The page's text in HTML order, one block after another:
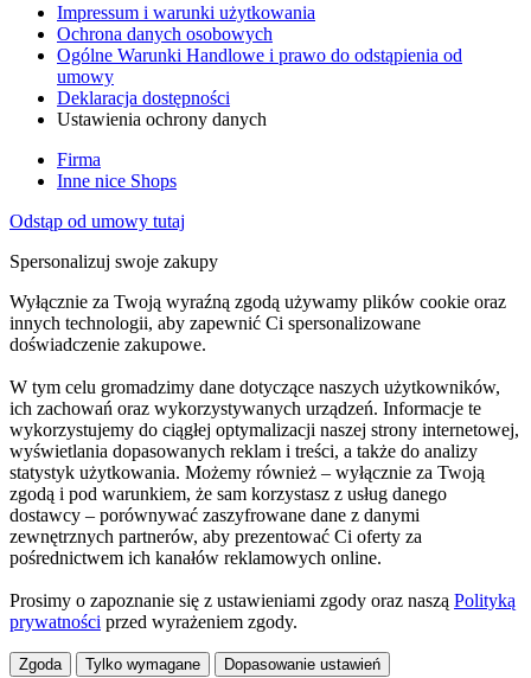
Impressum i warunki użytkowania
Ochrona danych osobowych
Ogólne Warunki Handlowe i prawo do odstąpienia od
umowy
Deklaracja dostępności
Ustawienia ochrony danych
Firma
Inne nice Shops
Odstąp od umowy tutaj
Spersonalizuj swoje zakupy
Wyłącznie za Twoją wyraźną zgodą używamy plików cookie oraz
innych technologii, aby zapewnić Ci spersonalizowane
doświadczenie zakupowe.
W tym celu gromadzimy dane dotyczące naszych użytkowników,
ich zachowań oraz wykorzystywanych urządzeń. Informacje te
wykorzystujemy do ciągłej optymalizacji naszej strony internetowej,
wyświetlania dopasowanych reklam i treści, a także do analizy
statystyk użytkowania. Możemy również – wyłącznie za Twoją
zgodą i pod warunkiem, że sam korzystasz z usług danego
dostawcy – porównywać zaszyfrowane dane z danymi
zewnętrznych partnerów, aby prezentować Ci oferty za
pośrednictwem ich kanałów reklamowych online.
Prosimy o zapoznanie się z ustawieniami zgody oraz naszą Polityką
prywatności przed wyrażeniem zgody.
Zgoda Tylko wymagane Dopasowanie ustawień